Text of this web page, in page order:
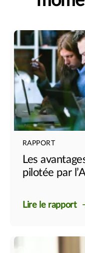
RAPPORT
Les
pilotée par
Lire le rapport